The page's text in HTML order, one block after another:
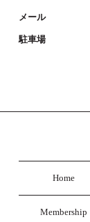
メール
駐車場
Home
Membership